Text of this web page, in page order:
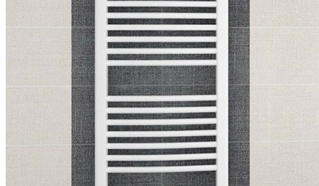
С зеркалом